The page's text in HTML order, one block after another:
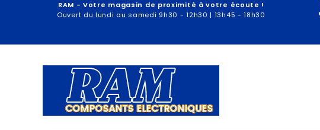
RAM - Votre magasin de proximité à votre écoute !
Ouvert du lundi au samedi 9h30 - 12h30 | 13h45 - 18h30